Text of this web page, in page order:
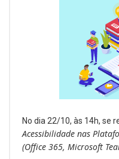
No dia 22/10, às 14h, se
Acessibilidade nas
(Office 365, Microsoft